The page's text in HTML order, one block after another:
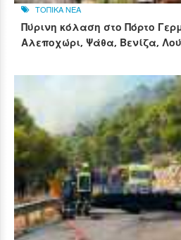
ΤΟΠΙΚΑ ΝΕΑ
Πύρινη κόλαση στο Πόρτο
Αλεποχώρι, Ψάθα, Βενίζα,